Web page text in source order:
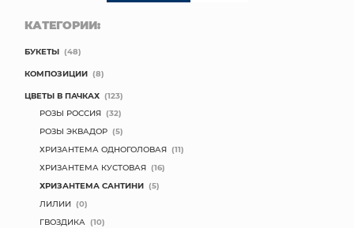
КАТЕГОРИИ:
БУКЕТЫ (48)
КОМПОЗИЦИИ (8)
ЦВЕТЫ В ПАЧКАХ (123)
РОЗЫ РОССИЯ (32)
РОЗЫ ЭКВАДОР (5)
ХРИЗАНТЕМА ОДНОГОЛОВАЯ (11)
ХРИЗАНТЕМА КУСТОВАЯ (16)
ХРИЗАНТЕМА САНТИНИ (5)
ЛИЛИИ (0)
ГВОЗДИКА (10)